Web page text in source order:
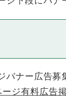
ナー広告募
ジ有料広告